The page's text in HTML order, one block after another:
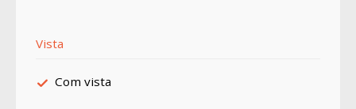
Vista
Com vista